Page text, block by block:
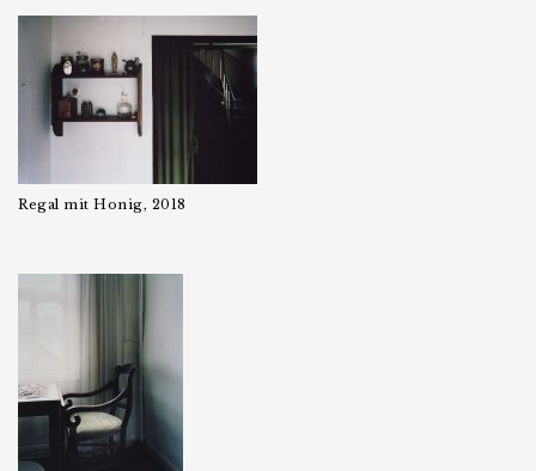
Regal mit Honig, 2018